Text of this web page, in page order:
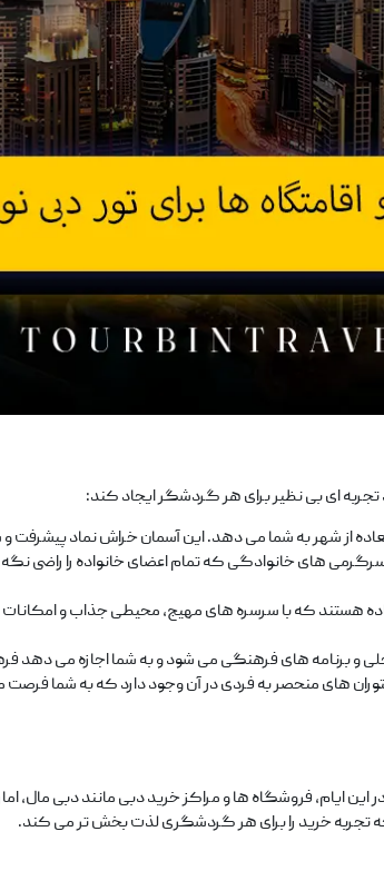
‌ای بی نظیر برای هر گردشگر ایجاد کند:
از شهر به شما می‌ دهد. این آسمان ‌خراش نماد
های خانوادگی که تمام اعضای خانواده را راضی
هستند که با سرسره ‌های مهیج، محیطی جذاب و
و برنامه ‌های فرهنگی می‌ شود و به شما اجازه می ‌دهد
‌های منحصر‌ به‌ فردی در آن وجود دارد که به شما
ایام، فروشگاه‌ ها و مراکز خرید دبی مانند دبی مال،
تجربه خرید را برای هر گردشگری لذت ‌بخش ‌تر می ‌کند.